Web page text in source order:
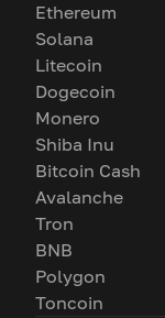
Ethereum
Solana
Litecoin
Dogecoin
Monero
Shiba Inu
Bitcoin Cash
Avalanche
Tron
BNB
Polygon
Toncoin